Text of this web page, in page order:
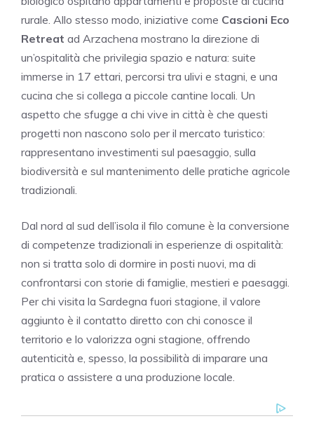
rurale. Allo stesso modo, iniziative come Cascioni Eco
Retreat ad Arzachena mostrano la direzione di
un’ospitalità che privilegia spazio e natura: suite
immerse in 17 ettari, percorsi tra ulivi e stagni, e una
cucina che si collega a piccole cantine locali. Un
aspetto che sfugge a chi vive in città è che questi
progetti non nascono solo per il mercato turistico:
rappresentano investimenti sul paesaggio, sulla
biodiversità e sul mantenimento delle pratiche agricole
tradizionali.
Dal nord al sud dell’isola il filo comune è la conversione
di competenze tradizionali in esperienze di ospitalità:
non si tratta solo di dormire in posti nuovi, ma di
confrontarsi con storie di famiglie, mestieri e paesaggi.
Per chi visita la Sardegna fuori stagione, il valore
aggiunto è il contatto diretto con chi conosce il
territorio e lo valorizza ogni stagione, offrendo
autenticità e, spesso, la possibilità di imparare una
pratica o assistere a una produzione locale.